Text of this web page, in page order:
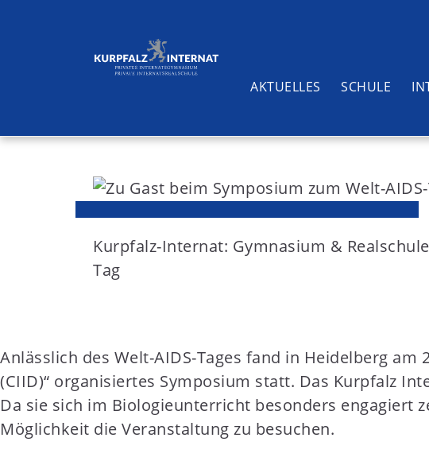
S
t
e
n
t
AKTUELLES SCHULE
Suchen
Kurpfalz-Internat: Gymnasium & Realschule
Tag
Anlässlich des Welt-AIDS-Tages fand in Heidelberg
(CIID)“ organisiertes Symposium statt. Das Kurpfalz
Da sie sich im Biologieunterricht besonders engagiert
Möglichkeit die Veranstaltung zu besuchen.